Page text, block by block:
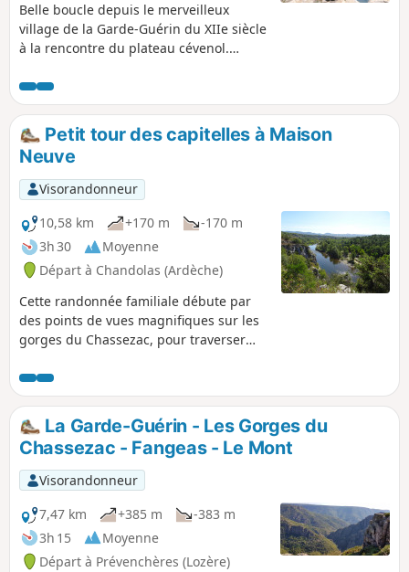
Belle boucle depuis le merveilleux
village de la Garde-Guérin du XIIe siècle
à la rencontre du plateau cévenol.
éventuellement se baigner.
Petit tour des capitelles à Maison
Neuve
Visorandonneur
10,58 km
+170 m
-170 m
3h 30
Moyenne
Départ à Chandolas (Ardèche)
Cette randonnée familiale débute par
des points de vues magnifiques sur les
gorges du Chassezac, pour traverser
dans une forêt à la Tolkien. Plus loin, on
trouvera des capitelles, anciens abris en
pierre sèche. Le retour propose un
parcours classique des paysages
calcaires de l'Ardèche du Sud par une
petite route peu fréquentée hors saison
(les allergiques au goudron trouveront
pour partie des variantes par la
garrigue).
La Garde-Guérin - Les Gorges du
Chassezac - Fangeas - Le Mont
Visorandonneur
7,47 km
+385 m
-383 m
3h 15
Moyenne
Départ à Prévenchères (Lozère)